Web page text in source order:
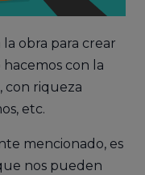
obra para crear
con la
con riqueza
etc.
mencionado, es
nos pueden